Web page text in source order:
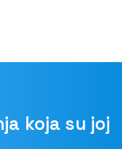
koja su joj